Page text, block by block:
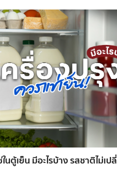
นตู้เย็น มีอะไรบ้าง รสชาติไม่เป